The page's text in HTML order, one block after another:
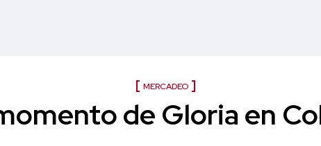
MERCADEO
de Gloria en